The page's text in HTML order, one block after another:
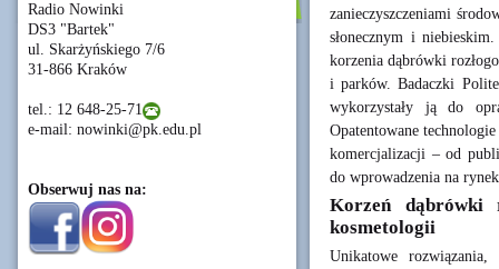
Radio Nowinki
DS3 "Bartek"
ul. Skarżyńskiego 7/6
31-866 Kraków
tel.: 12 648-25-71
e-mail: nowinki@pk.edu.pl
Obserwuj nas na:
zanieczyszczeniami
słonecznym i
korzenia dąbrówki
i parków. Badaczki
wykorzystały ją do
Opatentowane
komercjalizacji – od
do wprowadzenia na
Korzeń dąbrówki
kosmetologii
Unikatowe